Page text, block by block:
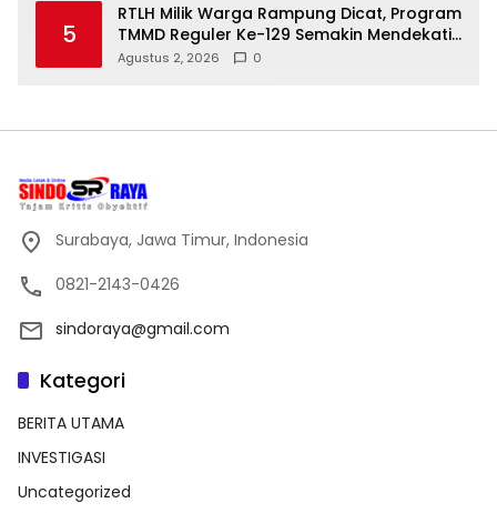
5
RTLH Milik Warga Rampung Dicat, Program
TMMD Reguler Ke-129 Semakin Mendekati
Penyelesaian
Agustus 2, 2026 0
Surabaya, Jawa Timur, Indonesia
0821-2143-0426
sindoraya@gmail.com
Kategori
BERITA UTAMA
INVESTIGASI
Uncategorized